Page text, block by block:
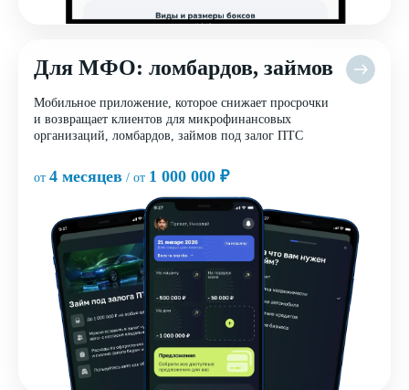
Для МФО: ломбардов, займов
Мобильное приложение, которое снижает просрочки
и возвращает клиентов для микрофинансовых
организаций, ломбардов, займов под залог ПТС
от 4 месяцев / от 1 000 000 ₽